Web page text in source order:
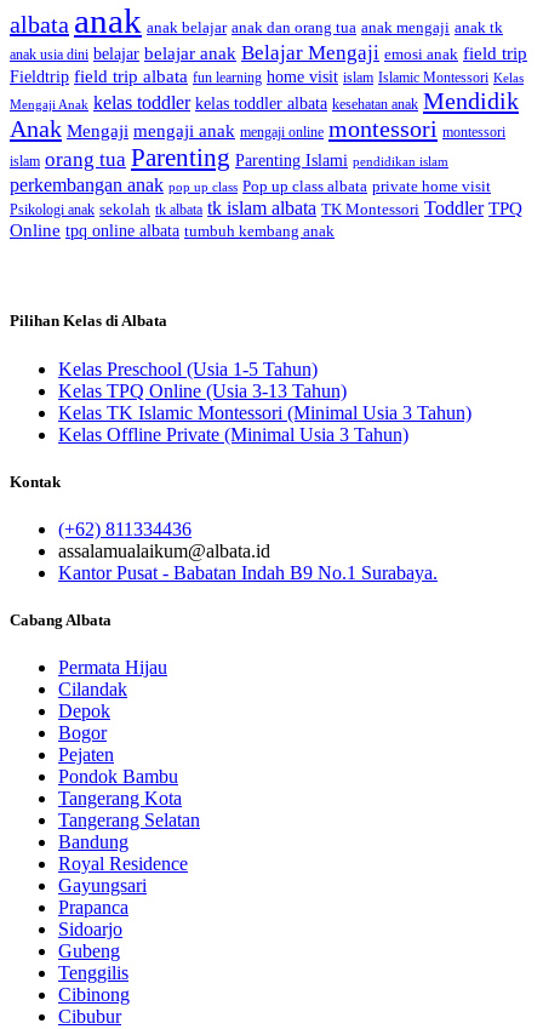
albata anak anak belajar anak dan orang tua anak mengaji anak tk
anak usia dini belajar belajar anak Belajar Mengaji emosi anak field trip
Fieldtrip field trip albata fun learning home visit islam Islamic Montessori Kelas
Mengaji Anak kelas toddler kelas toddler albata kesehatan anak Mendidik
Anak Mengaji mengaji anak mengaji online montessori montessori
islam orang tua Parenting Parenting Islami pendidikan islam
perkembangan anak pop up class Pop up class albata private home visit
Psikologi anak sekolah tk albata tk islam albata TK Montessori Toddler TPQ
Online tpq online albata tumbuh kembang anak
Pilihan Kelas di Albata
Kelas Preschool (Usia 1-5 Tahun)
Kelas TPQ Online (Usia 3-13 Tahun)
Kelas TK Islamic Montessori (Minimal Usia 3 Tahun)
Kelas Offline Private (Minimal Usia 3 Tahun)
Kontak
(+62) 811334436
assalamualaikum@albata.id
Kantor Pusat - Babatan Indah B9 No.1 Surabaya.
Cabang Albata
Permata Hijau
Cilandak
Depok
Bogor
Pejaten
Pondok Bambu
Tangerang Kota
Tangerang Selatan
Bandung
Royal Residence
Gayungsari
Prapanca
Sidoarjo
Gubeng
Tenggilis
Cibinong
Cibubur